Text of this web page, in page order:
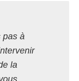
pas à
la